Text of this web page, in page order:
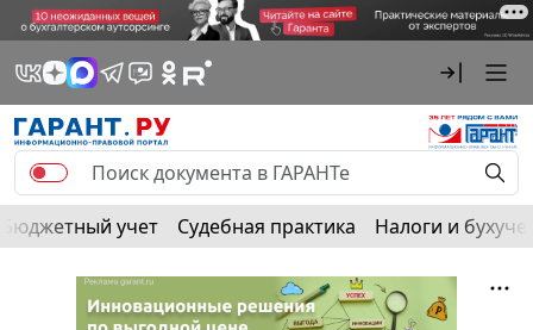
Бюджетный учет Судебная практика Налоги и